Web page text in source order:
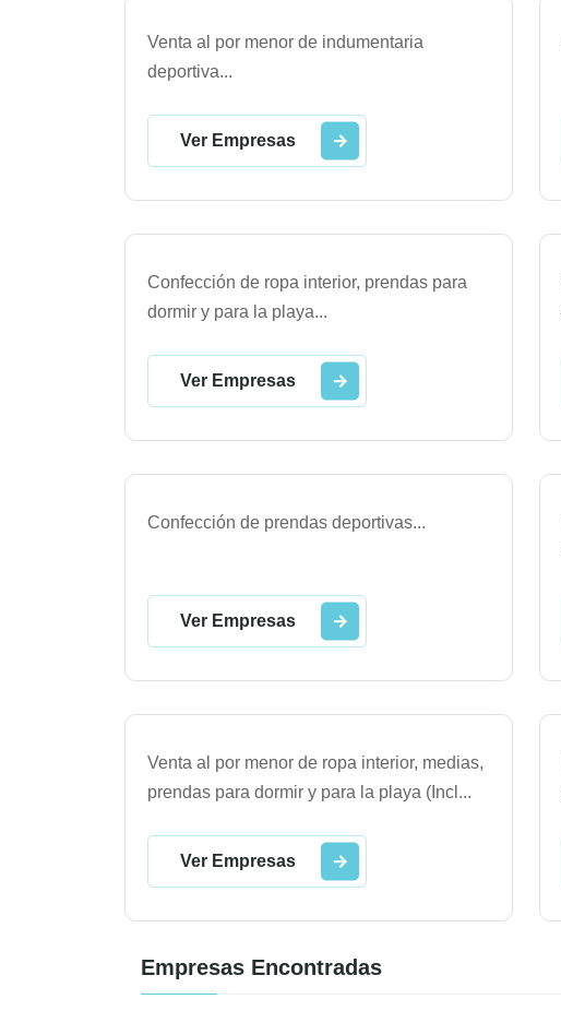
Venta al por menor de indumentaria
deportiva...
Ver Empresas
Confección de ropa interior, prendas para
dormir y para la playa...
Ver Empresas
Confección de prendas deportivas...
Ver Empresas
Venta al por menor de ropa interior, medias,
prendas para dormir y para la playa (Incl ...
Ver Empresas
Empresas Encontradas